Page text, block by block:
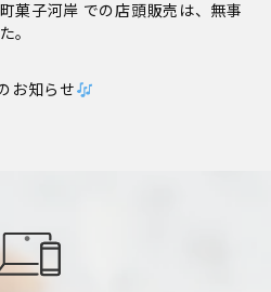
菓子河岸 での店頭販売は、無事
。
お知らせ